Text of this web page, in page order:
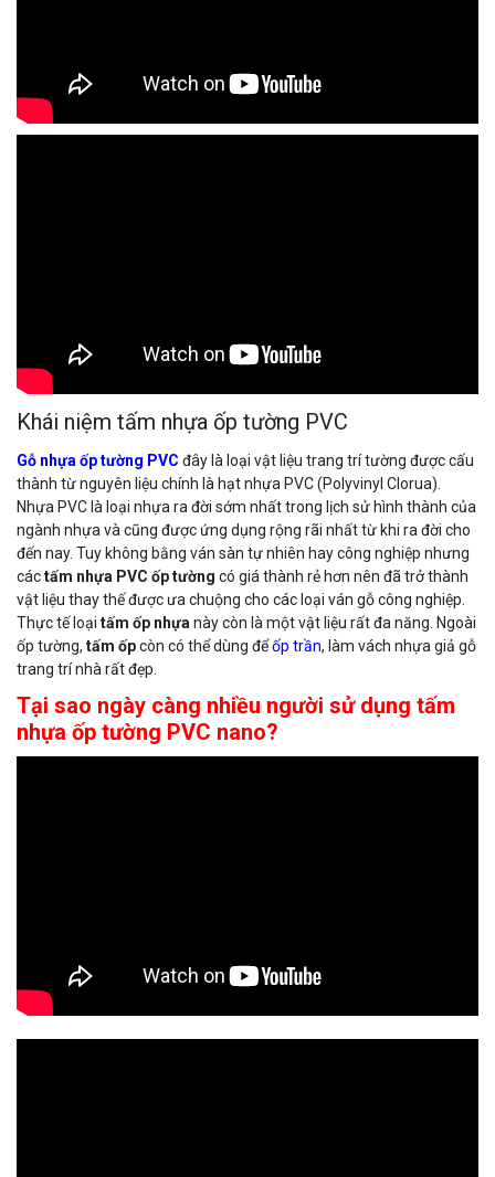
Khái niệm tấm nhựa ốp tường PVC
Gỗ nhựa ốp tường PVC đây là loại vật liệu trang trí tường được cấu
thành từ nguyên liệu chính là hạt nhựa PVC (Polyvinyl Clorua).
Nhựa PVC là loại nhựa ra đời sớm nhất trong lịch sử hình thành của
ngành nhựa và cũng được ứng dụng rộng rãi nhất từ khi ra đời cho
đến nay. Tuy không bằng ván sàn tự nhiên hay công nghiệp nhưng
cáctấm nhựa PVC ốp tường có giá thành rẻ hơn nên đã trở thành
vật liệu thay thế được ưa chuộng cho các loại ván gỗ công nghiệp.
Thực tế loại tấm ốp nhựanày còn là một vật liệu rất đa năng. Ngoài
ốp tường, tấm ốpcòn có thể dùng đểốp trần, làm vách nhựa giả gỗ
trang trí nhà rất đẹp.
Tại sao ngày càng nhiều người sử dụng tấm
nhựa ốp tường PVC nano?